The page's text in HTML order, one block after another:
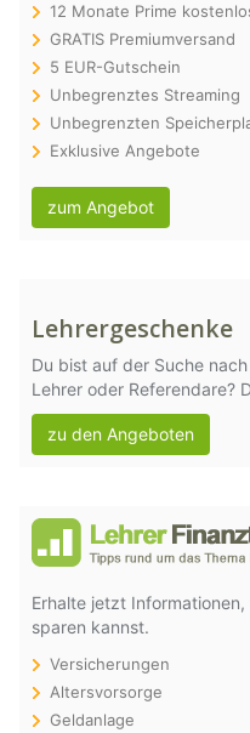
12 Monate Prime
GRATIS Premiumversand
5 EUR-Gutschein
Unbegrenztes Streaming
Unbegrenzten
Exklusive Angebote
zum Angebot
Lehrergeschenke
Du bist auf der Suche
Lehrer oder Referendare?
zu den Angeboten
Erhalte jetzt
sparen kannst.
Versicherungen
Altersvorsorge
Geldanlage